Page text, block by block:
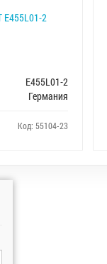
E455L01-2
E455L01-2
Германия
Код: 55104-23